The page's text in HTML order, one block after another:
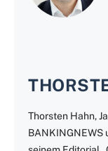
Thorsten Hahn,
BANKINGNEWS